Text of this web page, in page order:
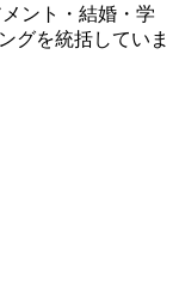
ント・結婚・学
グを統括していま